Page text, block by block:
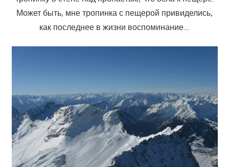
Может быть, мне тропинка с пещерой привиделись,
как последнее в жизни воспоминание…